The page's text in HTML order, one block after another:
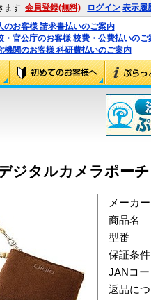
ます 会員登録(無料) ログイン 表示履
のお客様 請求書払いのご案内
・官公庁のお客様 校費・公費払いのご
機関のお客様 科研費払いのご案内
ジタルカメラポー
メーカー
商品名
型番
保証条件
JANコー
返品に